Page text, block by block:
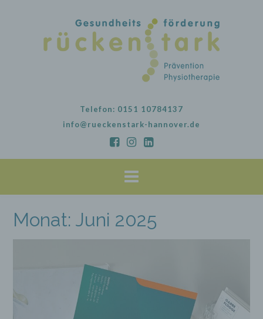
Telefon: 0151 10784137
info@rueckenstark-hannover.de
Monat: Juni 2025